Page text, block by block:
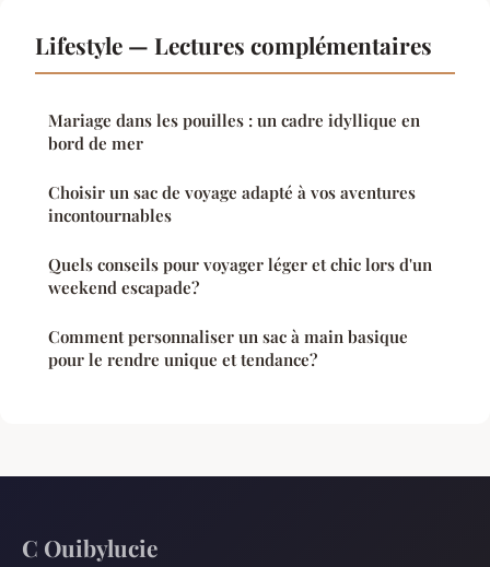
Lifestyle — Lectures complémentaires
Mariage dans les pouilles : un cadre idyllique en
bord de mer
Choisir un sac de voyage adapté à vos aventures
incontournables
Quels conseils pour voyager léger et chic lors d'un
weekend escapade?
Comment personnaliser un sac à main basique
pour le rendre unique et tendance?
C Ouibylucie